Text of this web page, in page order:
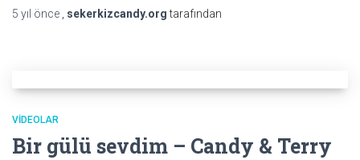
5 yıl önce sekerkizcandy.orgtarafından
VIDEOLAR
Bir gülü sevdim – Candy & Terry